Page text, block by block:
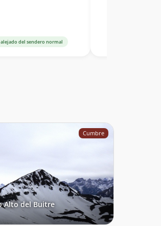
del sendero normal
Cumbre
Alto del Buitre